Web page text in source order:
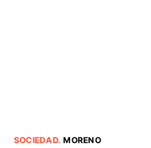
SOCIEDAD.MORENO